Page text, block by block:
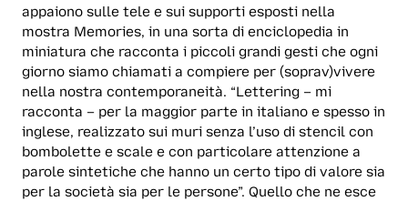
appaiono sulle tele e sui supporti esposti nella
mostra Memories, in una sorta di enciclopedia in
miniatura che racconta i piccoli grandi gesti che ogni
giorno siamo chiamati a compiere per (soprav)vivere
nella nostra contemporaneità. “Lettering – mi
racconta – per la maggior parte in italiano e spesso in
inglese, realizzato sui muri senza l’uso di stencil con
bombolette e scale e con particolare attenzione a
parole sintetiche che hanno un certo tipo di valore sia
per la società sia per le persone”. Quello che ne esce